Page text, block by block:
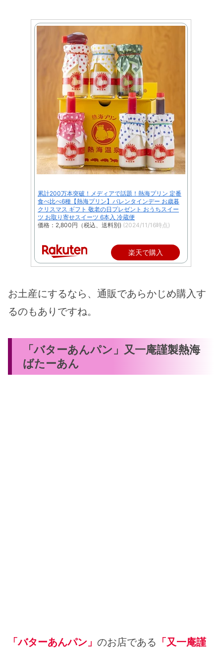
累計200万本突破！メディアで話題！熱海プリン 定番
食べ比べ6種【熱海プリン】バレンタインデー お歳暮
クリスマス ギフト 敬老の日プレゼント おうちスイー
ツ お取り寄せスイーツ 6本入 冷蔵便
価格：2,800円（税込、送料別) (2024/11/16時点)
楽天で購入
あ
な
お土産にするなら、通販であらかじめ購入す
るのもありですね。
「バターあんパン」又一庵謹製熱海
ばたーあん
「バターあんパン」 のお店である 「又一庵謹